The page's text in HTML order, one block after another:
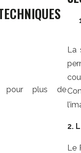
pour plus de
La
2.
Le